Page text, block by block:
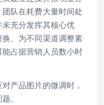
队在耗费大量时间处
充分发挥其核心优
、为不同渠道调整素
占据营销人员数小时
产品图片的微调时，
。